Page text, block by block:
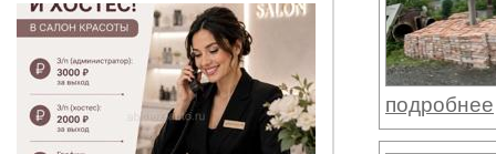
подробнее